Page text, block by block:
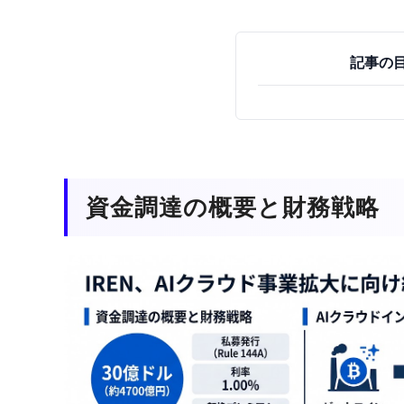
記事の
資金調達の概要と財務戦略